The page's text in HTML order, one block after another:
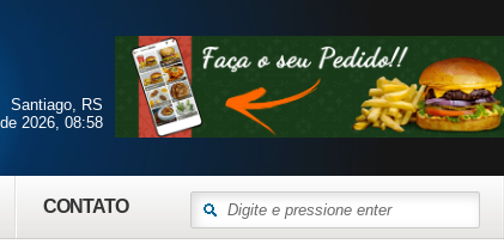
CONTATO
Santiago, RS
2026, 08:58